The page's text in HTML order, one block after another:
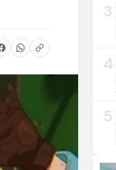
3
4
5